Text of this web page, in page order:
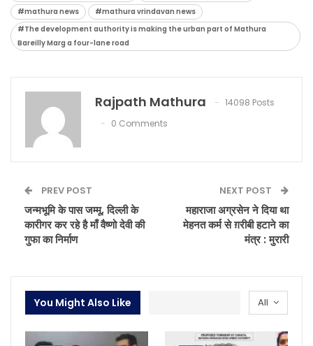
#mathura news
#mathura vrindavan news
#The development authority is making the urban part of Mathura
Bareilly Marg a four-lane road
Rajpath Mathura
14098 Posts
0 Comments
PREV POST
जन्मभूमि के पास जम्मू, दिल्ली के
कारीगर कर रहे है माँ वैष्णो देवी की
गुफा का निर्माण
NEXT POST
महाराजा अग्रसेन ने दिया था
मेहनत कर्म से ग़रीबी हटाने का
मंत्र : मुरारी
All
You Might Also Like